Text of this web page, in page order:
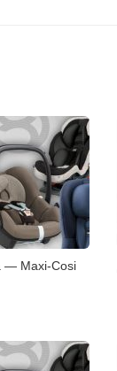
— Maxi-Cosi